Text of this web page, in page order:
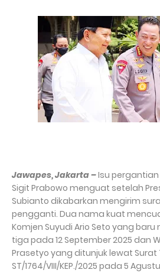
Jawapes, Jakarta –Isu pergantian
Sigit Prabowo menguat setelah
Subianto dikabarkan mengirim
pengganti. Dua nama kuat
Komjen Suyudi Ario Seto yang
tiga pada 12 September 2025 dan
Prasetyo yang ditunjuk lewat Surat
ST/1764/VIII/KEP./2025 pada 5